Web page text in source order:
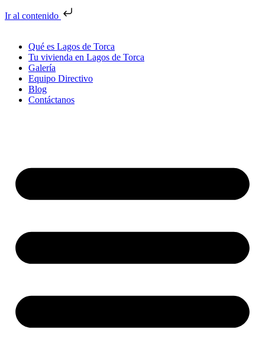
Ir al contenido
Qué es Lagos de Torca
Tu vivienda en Lagos de Torca
Galería
Equipo Directivo
Blog
Contáctanos